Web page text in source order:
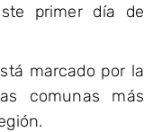
primer día de
marcado por la
comunas más